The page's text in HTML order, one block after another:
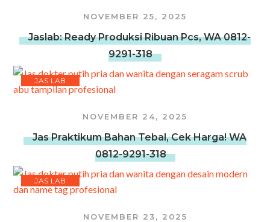
NOVEMBER 25, 2025
Jaslab: Ready Produksi Ribuan Pcs, WA 0812-
9291-318
JAS LAB
NOVEMBER 24, 2025
Jas Praktikum Bahan Tebal, Cek Harga! WA
0812-9291-318
JAS LAB
NOVEMBER 23, 2025